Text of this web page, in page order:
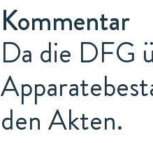
Kommentar
Da die DFG
den Akten.